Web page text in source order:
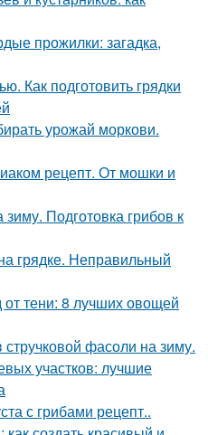
прожилки: загадка,
Как подготовить грядки
урожай моркови.
рецепт. От мошки и
Подготовка грибов к
грядке. Неправильный
тени: 8 лучших овощей
фасоли на зиму.
участков: лучшие
с грибами рецепт..